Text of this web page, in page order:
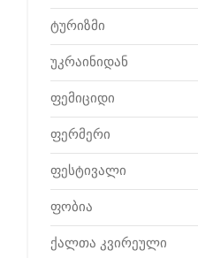
ტურიზმი
უკრაინიდან
ფემიციდი
ფერმერი
ფესტივალი
ფობია
ქალთა კვირეული